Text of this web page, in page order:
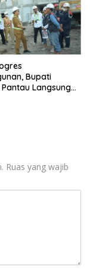
Bupati
Langsung
Ruas yang wajib